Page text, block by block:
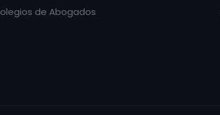
de Abogados